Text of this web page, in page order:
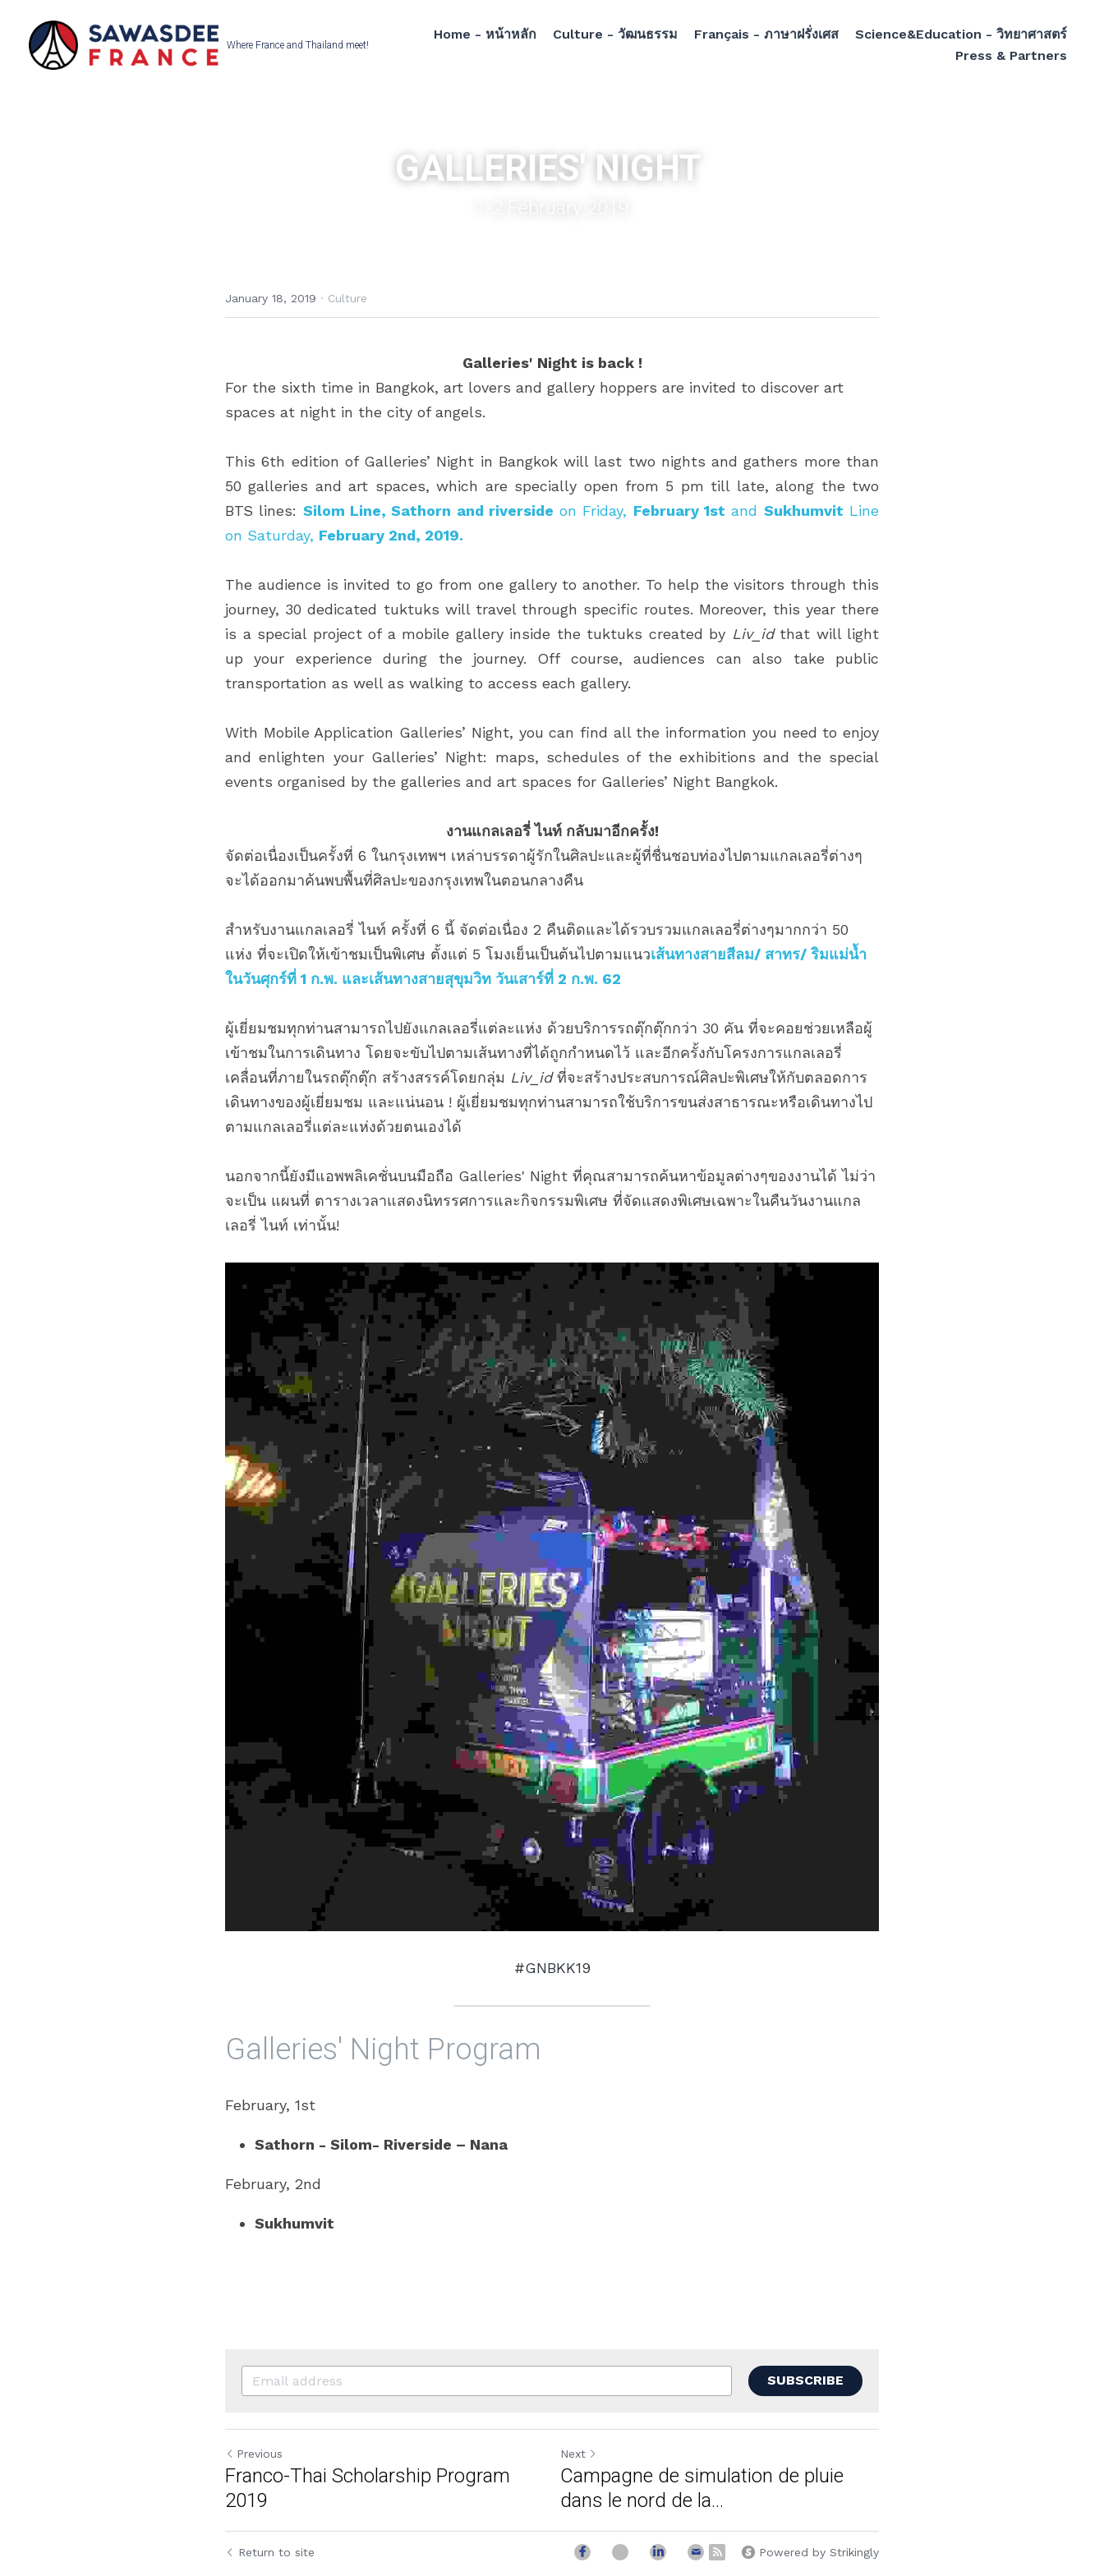
Where France and Thailand meet!
Home - หน้าหลัก Culture - วัฒนธรรม Français - ภาษาฝรั่งเศส
Science&Education - วิทยาศาสตร์
Press & Partners
GALLERIES' NIGHT
January 18, 2019 · Culture
Galleries' Night is back !
For the sixth time in Bangkok, art lovers and gallery hoppers are invited to discover art
spaces at night in the city of angels.
This 6th edition of Galleries’ Night in Bangkok will last two nights and gathers more than
50 galleries and art spaces, which are specially open from 5 pm till late, along the two
BTS lines: Silom Line, Sathorn and riverside on Friday, February 1st and Sukhumvit Line
on Saturday, February 2nd, 2019.
The audience is invited to go from one gallery to another. To help the visitors through this
journey, 30 dedicated tuktuks will travel through specific routes. Moreover, this year there
is a special project of a mobile gallery inside the tuktuks created by Liv_id that will light
up your experience during the journey. Off course, audiences can also take public
transportation as well as walking to access each gallery.
With Mobile Application Galleries’ Night, you can find all the information you need to enjoy
and enlighten your Galleries’ Night: maps, schedules of the exhibitions and the special
events organised by the galleries and art spaces for Galleries’ Night Bangkok.
งานแกลเลอรี่ ไนท์ กลับมาอีกครั้ง!
จัดต่อเนื่องเป็นครั้งที่ 6 ในกรุงเทพฯ เหล่าบรรดาผู้รักในศิลปะและผู้ที่ชื่นชอบท่องไปตามแกลเลอรี่ต่างๆ
จะได้ออกมาค้นพบพื้นที่ศิลปะของกรุงเทพในตอนกลางคืน
สำหรับงานแกลเลอรี่ ไนท์ ครั้งที่ 6 นี้ จัดต่อเนื่อง 2 คืนติดและได้รวบรวมแกลเลอรี่ต่างๆมากกว่า 50
แห่ง ที่จะเปิดให้เข้าชมเป็นพิเศษ ตั้งแต่ 5 โมงเย็นเป็นต้นไปตามแนวเส้นทางสายสีลม/ สาทร/ ริมแม่น้ำ
ในวันศุกร์ที่ 1 ก.พ. และเส้นทางสายสุขุมวิท วันเสาร์ที่ 2 ก.พ. 62
ผู้เยี่ยมชมทุกท่านสามารถไปยังแกลเลอรี่แต่ละแห่ง ด้วยบริการรถตุ๊กตุ๊กกว่า 30 คัน ที่จะคอยช่วยเหลือผู้
เข้าชมในการเดินทาง โดยจะขับไปตามเส้นทางที่ได้ถูกกำหนดไว้ และอีกครั้งกับโครงการแกลเลอรี่
เคลื่อนที่ภายในรถตุ๊กตุ๊ก สร้างสรรค์โดยกลุ่ม Liv_id ที่จะสร้างประสบการณ์ศิลปะพิเศษให้กับตลอดการ
เดินทางของผู้เยี่ยมชม และแน่นอน ! ผู้เยี่ยมชมทุกท่านสามารถใช้บริการขนส่งสาธารณะหรือเดินทางไป
ตามแกลเลอรี่แต่ละแห่งด้วยตนเองได้
นอกจากนี้ยังมีแอพพลิเคชั่นบนมือถือ Galleries' Night ที่คุณสามารถค้นหาข้อมูลต่างๆของงานได้ ไม่ว่า
จะเป็น แผนที่ ตารางเวลาแสดงนิทรรศการและกิจกรรมพิเศษ ที่จัดแสดงพิเศษเฉพาะในคืนวันงานแกล
เลอรี่ ไนท์ เท่านั้น!
#GNBKK19
Galleries' Night Program
February, 1st
Sathorn - Silom- Riverside – Nana
February, 2nd
Sukhumvit
SUBSCRIBE
Previous
Franco-Thai Scholarship Program
2019
Next
Campagne de simulation de pluie
dans le nord de la...
Return to site Powered by Strikingly